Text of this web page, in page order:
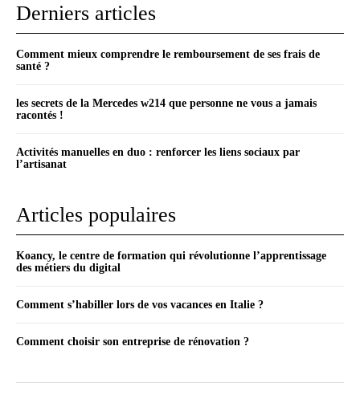
Derniers articles
Comment mieux comprendre le remboursement de ses frais de
santé ?
les secrets de la Mercedes w214 que personne ne vous a jamais
racontés !
Activités manuelles en duo : renforcer les liens sociaux par
l’artisanat
Articles populaires
Koancy, le centre de formation qui révolutionne l’apprentissage
des métiers du digital
Comment s’habiller lors de vos vacances en Italie ?
Comment choisir son entreprise de rénovation ?